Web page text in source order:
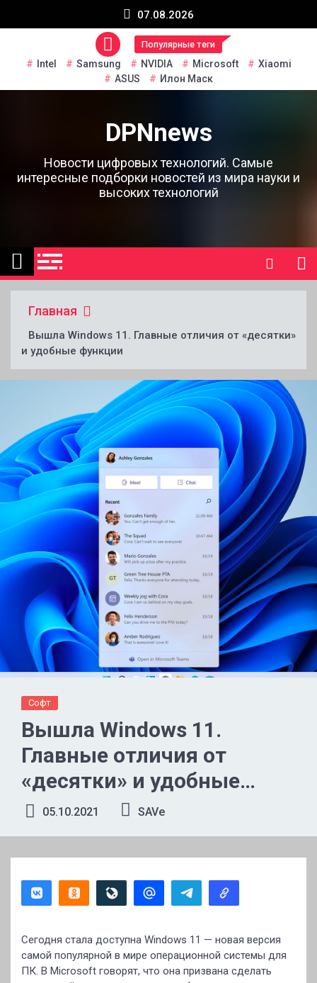
07.08.2026
Популярные теги
Intel Samsung NVIDIA Microsoft
Xiaomi
ASUS
Илон Маск
DPNnews
Новости цифровых технологий. Самые
интересные подборки новостей из мира науки и
высоких технологий
Главная
Вышла Windows 11. Главные отличия от «десятки»
и удобные функции
Софт
Вышла Windows 11.
Главные отличия от
«десятки» и удобные
функции
05.10.2021 SAVe
Сегодня стала доступна Windows 11 — новая версия
самой популярной в мире операционной системы для
ПК. В Microsoft говорят, что она призвана сделать